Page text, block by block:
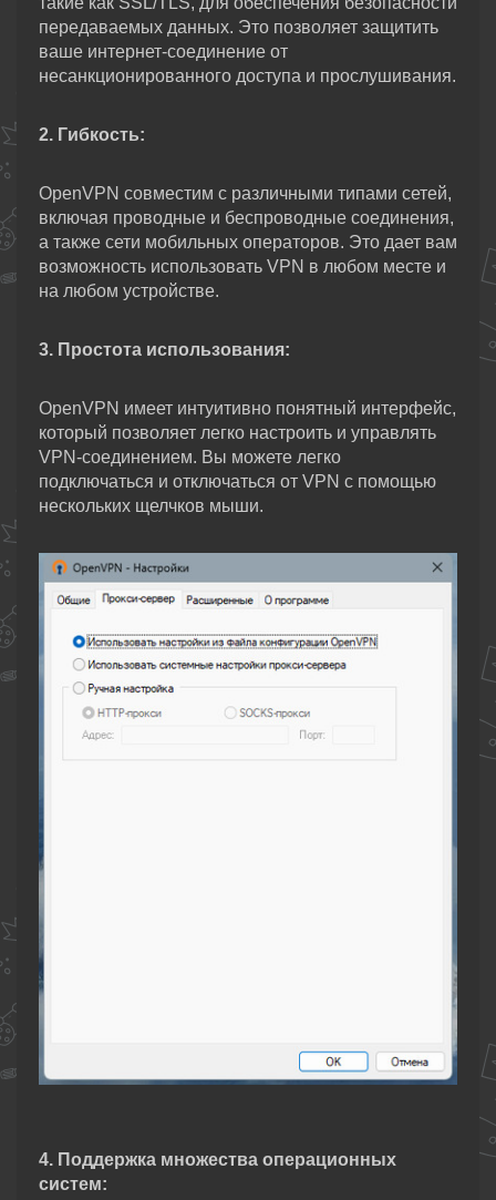
передаваемых данных. Это позволяет защитить
ваше интернет-соединение от
несанкционированного доступа и прослушивания.
2. Гибкость:
OpenVPN совместим с различными типами сетей,
включая проводные и беспроводные соединения,
а также сети мобильных операторов. Это дает вам
возможность использовать VPN в любом месте и
на любом устройстве.
3. Простота использования:
OpenVPN имеет интуитивно понятный интерфейс,
который позволяет легко настроить и управлять
VPN-соединением. Вы можете легко
подключаться и отключаться от VPN с помощью
нескольких щелчков мыши.
4. Поддержка множества операционных
систем: